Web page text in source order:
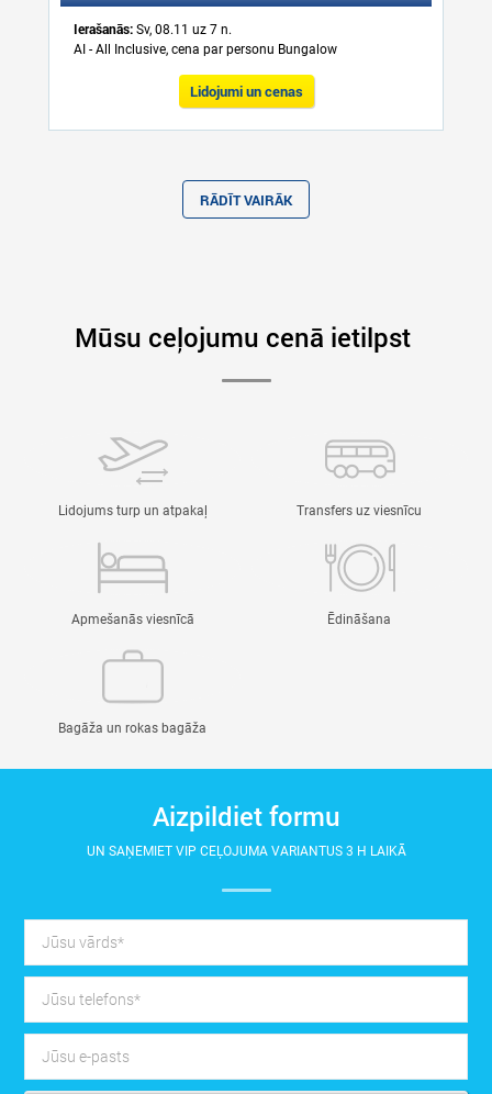
Ierašanās: Sv, 08.11 uz 7 n.
AI - All Inclusive, cena par personu Bungalow
Lidojumi un cenas
RĀDĪT VAIRĀK
Mūsu ceļojumu cenā ietilpst
Lidojums turp un atpakaļ Transfers uz viesnīcu
Apmešanās viesnīcā Ēdināšana
Bagāža un rokas bagāža
Aizpildiet formu
UN SAŅEMIET VIP CEĻOJUMA VARIANTUS 3 H LAIKĀ